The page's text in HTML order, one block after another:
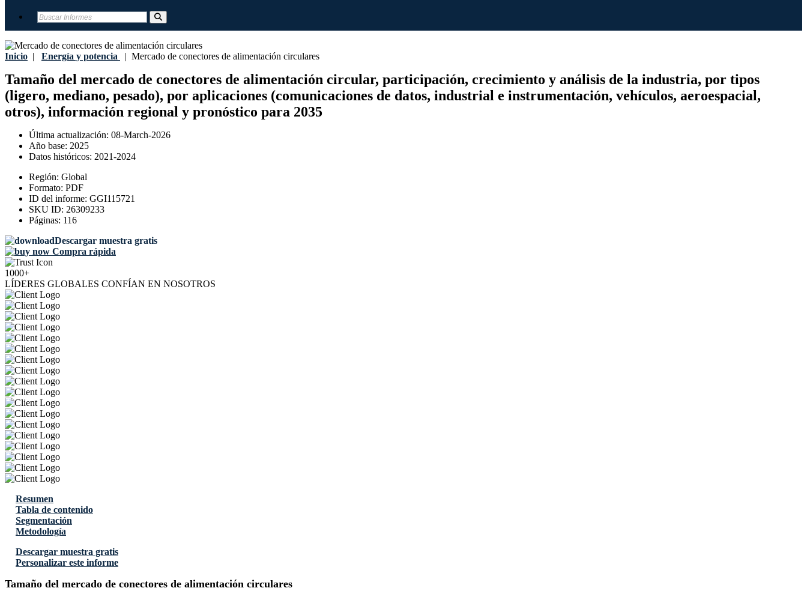
Inicio | Energía y potencia | Mercado de conectores de alimentación circulares
Tamaño del mercado de conectores de alimentación circular, participación, crecimiento y análisis de la industria, por tipos
(ligero, mediano, pesado), por aplicaciones (comunicaciones de datos, industrial e instrumentación, vehículos, aeroespacial,
otros), información regional y pronóstico para 2035
Última actualización: 08-March-2026
Año base: 2025
Datos históricos: 2021-2024
Región: Global
Formato: PDF
ID del informe: GGI115721
SKU ID: 26309233
Páginas: 116
Descargar muestra gratis
Compra rápida
1000+
LÍDERES GLOBALES CONFÍAN EN NOSOTROS
Resumen
Tabla de contenido
Segmentación
Metodología
Descargar muestra gratis
Personalizar este informe
Tamaño del mercado de conectores de alimentación circulares